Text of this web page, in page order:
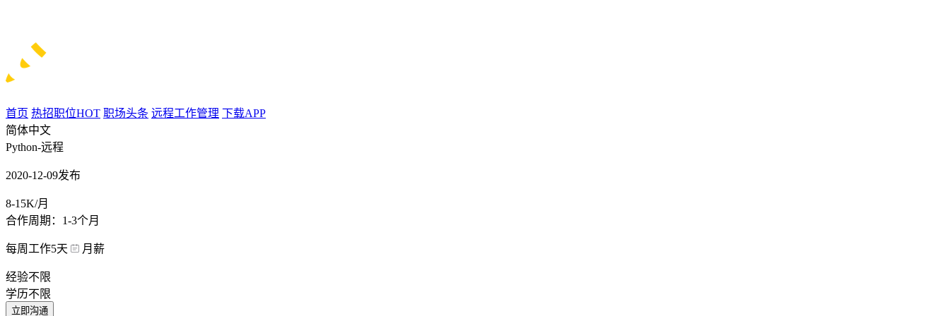
首页 热招职位HOT 职场头条 远程工作管理 下载APP
简体中文
Python-远程
2020-12-09发布
8-15K/月
合作周期：1-3个月
每周工作5天 月薪
经验不限
学历不限
立即沟通